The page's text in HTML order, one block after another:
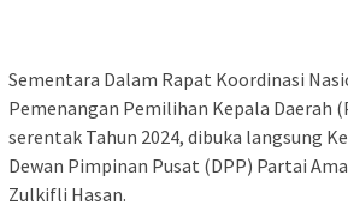
Sementara Dalam Rapat Koordinasi
Pemenangan Pemilihan Kepala Daerah
serentak Tahun 2024, dibuka langsung
Dewan Pimpinan Pusat (DPP) Partai
Zulkifli Hasan.